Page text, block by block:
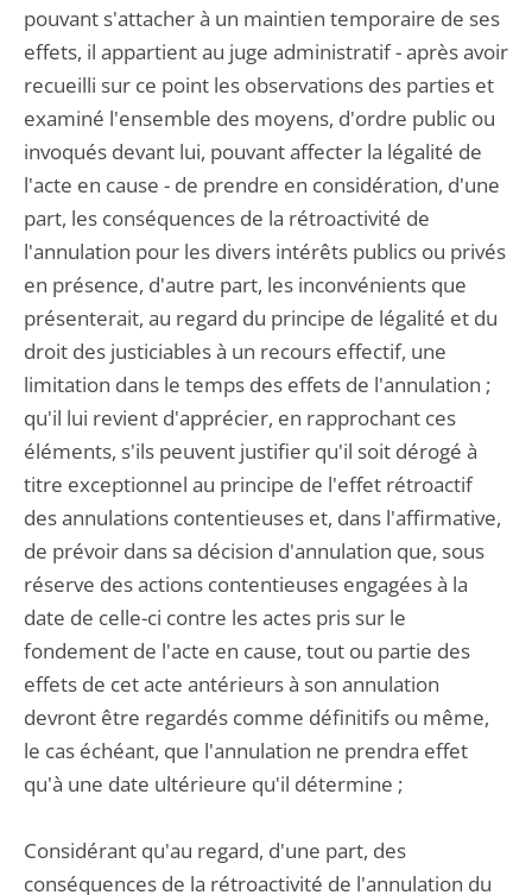
pouvant s'attacher à un maintien temporaire de ses
effets, il appartient au juge administratif - après avoir
recueilli sur ce point les observations des parties et
examiné l'ensemble des moyens, d'ordre public ou
invoqués devant lui, pouvant affecter la légalité de
l'acte en cause - de prendre en considération, d'une
part, les conséquences de la rétroactivité de
l'annulation pour les divers intérêts publics ou privés
en présence, d'autre part, les inconvénients que
présenterait, au regard du principe de légalité et du
droit des justiciables à un recours effectif, une
limitation dans le temps des effets de l'annulation ;
qu'il lui revient d'apprécier, en rapprochant ces
éléments, s'ils peuvent justifier qu'il soit dérogé à
titre exceptionnel au principe de l'effet rétroactif
des annulations contentieuses et, dans l'affirmative,
de prévoir dans sa décision d'annulation que, sous
réserve des actions contentieuses engagées à la
date de celle-ci contre les actes pris sur le
fondement de l'acte en cause, tout ou partie des
effets de cet acte antérieurs à son annulation
devront être regardés comme définitifs ou même,
le cas échéant, que l'annulation ne prendra effet
qu'à une date ultérieure qu'il détermine ;
Considérant qu'au regard, d'une part, des
conséquences de la rétroactivité de l'annulation du